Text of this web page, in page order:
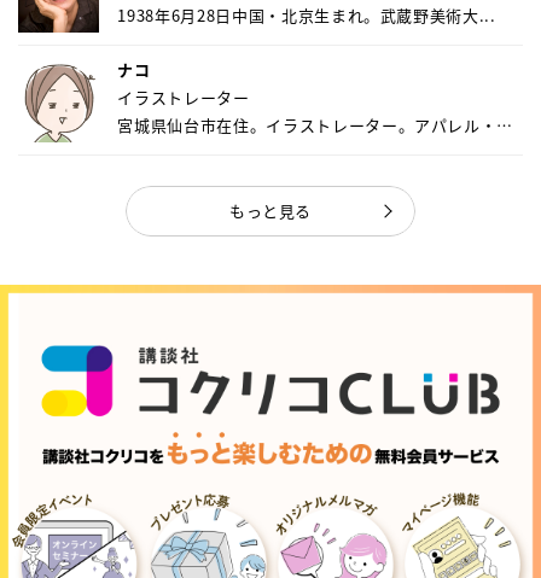
1938年6月28日中国・北京生まれ。武蔵野美術大...
ナコ
イラストレーター
宮城県仙台市在住。イラストレーター。アパレル・キ
もっと見る